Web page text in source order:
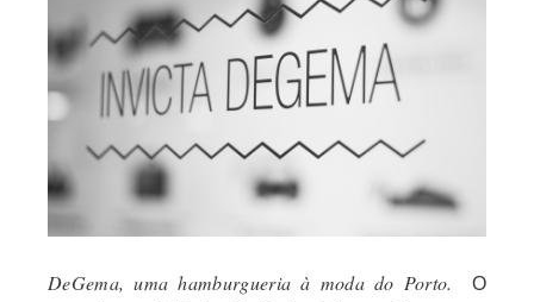
DeGema, uma hamburgueria à moda do Porto.
O